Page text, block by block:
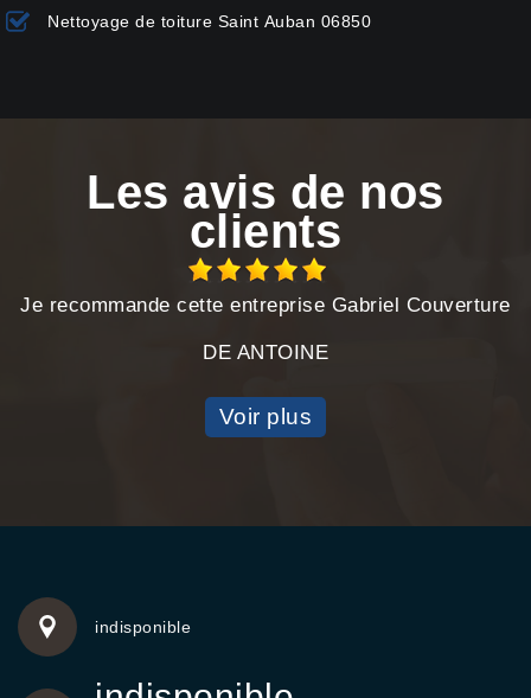
Nettoyage de toiture Saint Auban 06850
Les avis de nos
clients
Je recommande cette entreprise Gabriel Couverture
DE ANTOINE
Voir plus
indisponible